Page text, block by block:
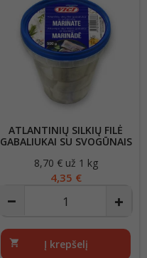
ATLANTINIŲ SILKIŲ FILĖ
GABALIUKAI SU SVOGŪNAIS
Kaina
8,70 € už 1 kg
4,35 €
shopping_cart Į krepšelį